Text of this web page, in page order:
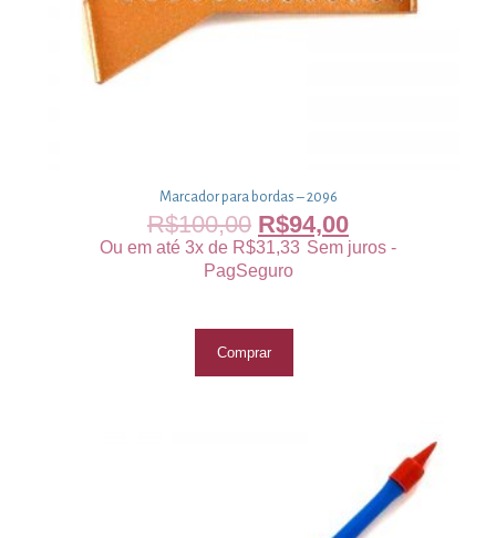
Marcador para bordas – 2096
R$100,00 R$94,00
Ou em até 3x de R$31,33 Sem juros -
PagSeguro
Comprar